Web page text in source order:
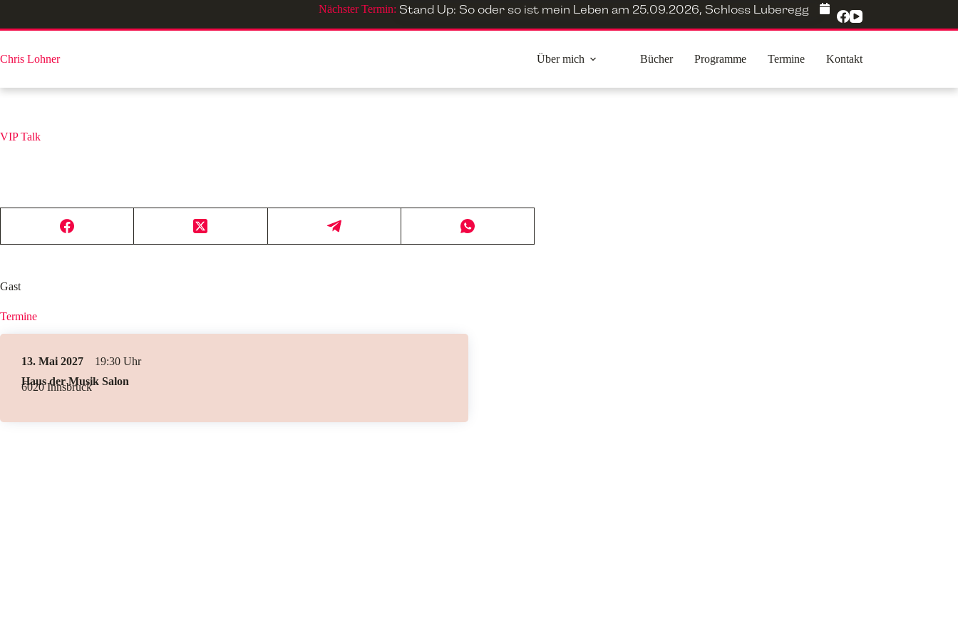
springen
Nächster Termin: Stand Up: So oder so ist mein Leben am 25.09.2026, Schloss Luberegg
Chris Lohner Über mich Bücher Programme Termine Kontakt
VIP Talk
Gast
Termine
13. Mai 2027
19:30
Haus der Musik Salon
6020 Innsbruck